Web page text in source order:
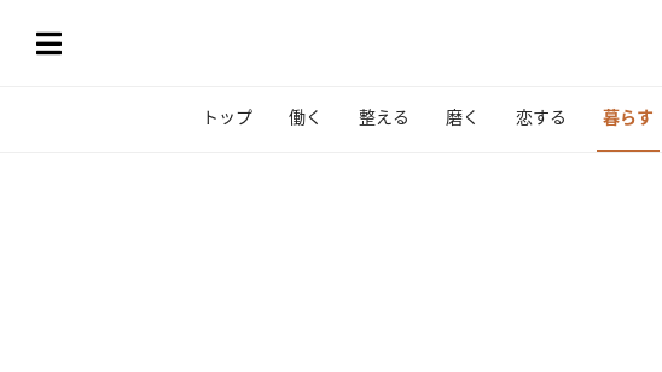
トップ 働く 整える 磨く 恋する 暮らす